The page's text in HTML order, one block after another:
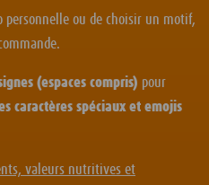
personnelle ou de choisir un motif,
(espaces compris) pour
caractères spéciaux et emojis
valeurs nutritives et